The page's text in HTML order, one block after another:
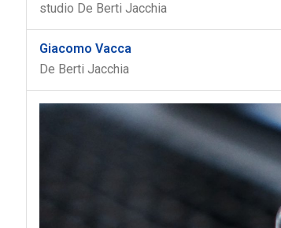
studio De Berti Jacchia
Giacomo Vacca
De Berti Jacchia